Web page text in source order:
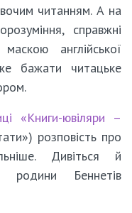
читанням. А на
справжні
англійської
бажати читацьке
«Книги-ювіляри –
розповість про
Дивіться й
родини Беннетів